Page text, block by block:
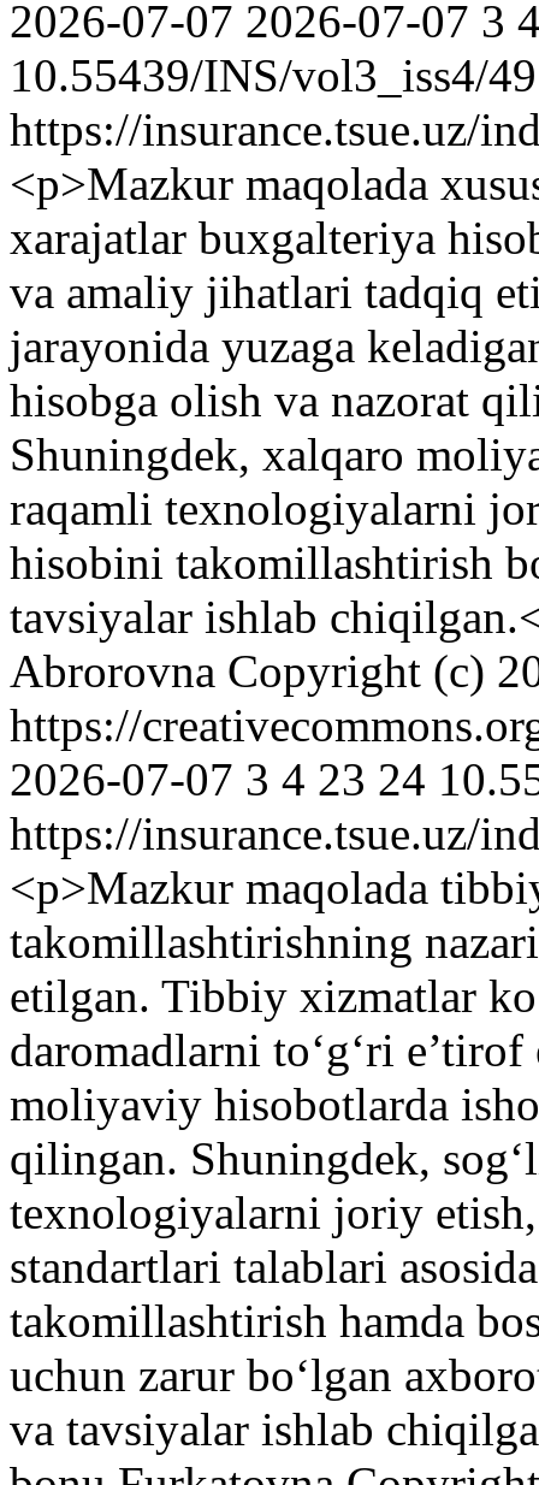
2026-07-07 2026-07-07 3
10.55439/INS/vol3_iss4/
https://insurance.tsue.uz/
<p>Mazkur maqolada
xarajatlar buxgalteriya
va amaliy jihatlari tadqiq
jarayonida yuzaga
hisobga olish va nazorat
Shuningdek, xalqaro
raqamli texnologiyalarni
hisobini takomillashtirish
tavsiyalar ishlab
Abrorovna Copyright (c)
https://
2026-07-07 3 4 23 24
https://insurance.tsue.uz/
<p>Mazkur maqolada
takomillashtirishning
etilgan. Tibbiy xizmatlar
daromadlarni to‘g‘ri
moliyaviy hisobotlarda
qilingan. Shuningdek,
texnologiyalarni joriy
standartlari talablari
takomillashtirish hamda
uchun zarur bo‘lgan
va tavsiyalar ishlab